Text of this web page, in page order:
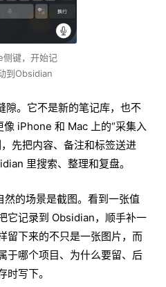
键，开始记
到Obsidian
隙。它不是新的笔记库，也不
iPhone 和 Mac 上的“采集入
先把内容、备注和标签送进
里搜索、整理和复盘。
的场景是截图。看到一张值
它记录到 Obsidian，顺手补一
留下来的不只是一张图片，而
于哪个项目、为什么要留、后
写下。